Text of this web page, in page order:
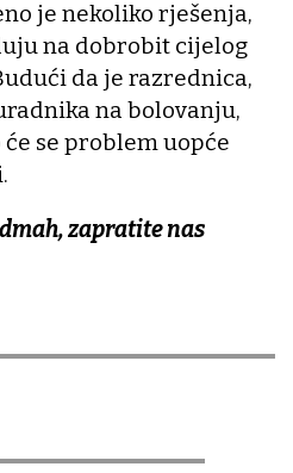
je nekoliko rješenja,
na dobrobit cijelog
da je razrednica,
na bolovanju,
se problem uopće
zapratite nas